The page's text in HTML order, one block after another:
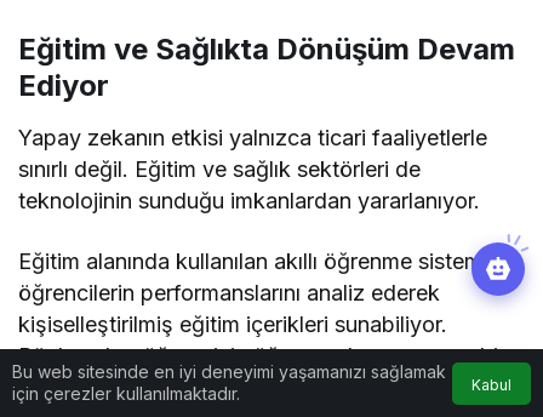
Eğitim ve Sağlıkta Dönüşüm Devam
Ediyor
Yapay zekanın etkisi yalnızca ticari faaliyetlerle
sınırlı değil. Eğitim ve sağlık sektörleri de
teknolojinin sunduğu imkanlardan yararlanıyor.
Eğitim alanında kullanılan akıllı öğrenme sistemleri,
öğrencilerin performanslarını analiz ederek
kişiselleştirilmiş eğitim içerikleri sunabiliyor.
Böylece her öğrencinin öğrenme hızına uygun bir
eğitim modeli oluşturulabiliyor.
Bu web sitesinde en iyi deneyimi yaşamanızı sağlamak
için çerezler kullanılmaktadır.
Kabul